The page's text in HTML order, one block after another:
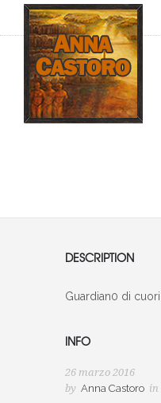
DESCRIPTION
Guardian0 di
INFO
26 marzo 2016
by Anna Castoro in